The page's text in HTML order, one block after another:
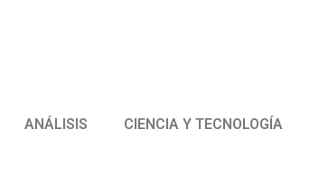
ANÁLISIS CIENCIA Y TECNOLOGÍA